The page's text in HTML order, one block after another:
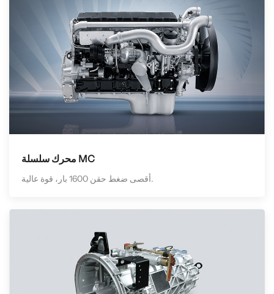
محرك سلسلة MC
أقصى ضغط حقن 1600 بار، قوة عالية.